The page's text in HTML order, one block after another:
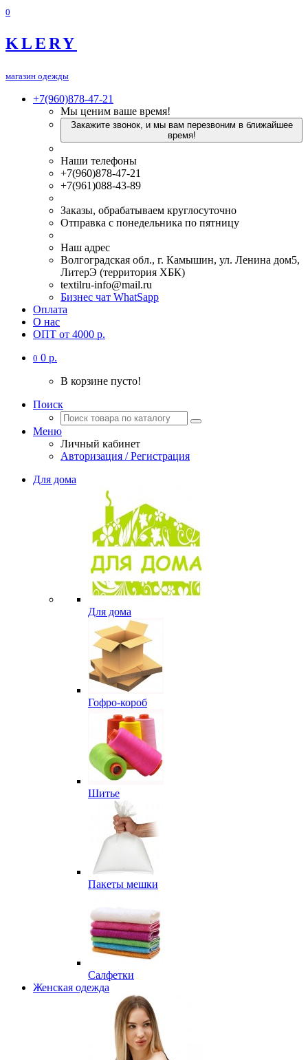
0
KLERY
магазин одежды
+7(960)878-47-21
Мы ценим ваше время!
Закажите звонок, и мы вам перезвоним в ближайшее
время!
Наши телефоны
+7(960)878-47-21
+7(961)088-43-89
Заказы, обрабатываем круглосуточно
Отправка с понедельника по пятницу
Наш адрес
Волгоградская обл., г. Камышин, ул. Ленина дом5,
ЛитерЭ (территория ХБК)
textilru-info@mail.ru
Бизнес чат WhatSapp
Оплата
О нас
ОПТ от 4000 р.
0 0 р.
В корзине пусто!
Поиск
Меню
Личный кабинет
Авторизация / Регистрация
Для дома
Для дома
Гофро-короб
Шитье
Пакеты мешки
Салфетки
Женская одежда